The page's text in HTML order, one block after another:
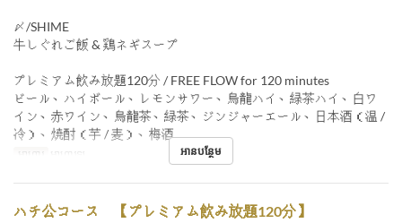
〆/SHIME
牛しぐれご飯 & 鶏ネギスープ
プレミアム飲み放題120分 / FREE FLOW for 120 minutes
ビール、ハイボール、レモンサワー、烏龍ハイ、緑茶ハイ、白ワ
イン、赤ワイン、烏龍茶、緑茶、ジンジャーエール、日本酒（温 /
冷）、焼酎（芋 / 麦）、梅酒
អាហារ អាហារឡ អានបន្ថែម
ハチ公コース 【プレミアム飲み放題120分】